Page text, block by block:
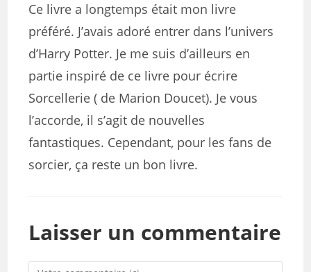
Ce livre a longtemps était mon livre
préféré. J’avais adoré entrer dans l’univers
d’Harry Potter. Je me suis d’ailleurs en
partie inspiré de ce livre pour écrire
Sorcellerie ( de Marion Doucet). Je vous
l’accorde, il s’agit de nouvelles
fantastiques. Cependant, pour les fans de
sorcier, ça reste un bon livre.
Laisser un commentaire